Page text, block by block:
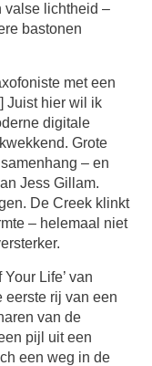
valse lichtheid –
bastonen
met een
Juist hier wil ik
digitale
Grote
– en
Jess Gillam.
De Creek klinkt
– helemaal niet
Life’ van
eerste rij van een
van de
pijl uit een
een weg in de